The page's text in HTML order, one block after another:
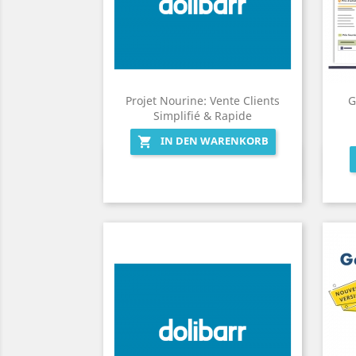
Projet Nourine: Vente Clients
Simplifié & Rapide

IN DEN WARENKORB